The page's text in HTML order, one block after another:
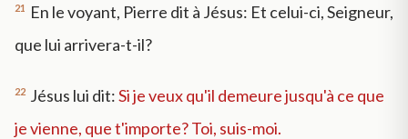
21
En le voyant, Pierre dit à Jésus: Et celui-ci, Seigneur,
que lui arrivera-t-il?
22 Jésus lui dit:Si je veux qu'il demeure jusqu'à ce que
je vienne, que t'importe? Toi, suis-moi.